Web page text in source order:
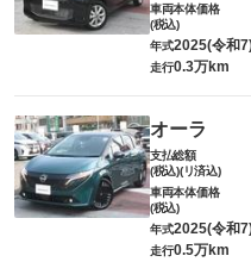
車両本体価格
(税込)
年式2025(令和
走行0.3万km
オーラ
支払総額
(税込)(リ済込)
車両本体価格
(税込)
年式2025(令和
走行0.5万km